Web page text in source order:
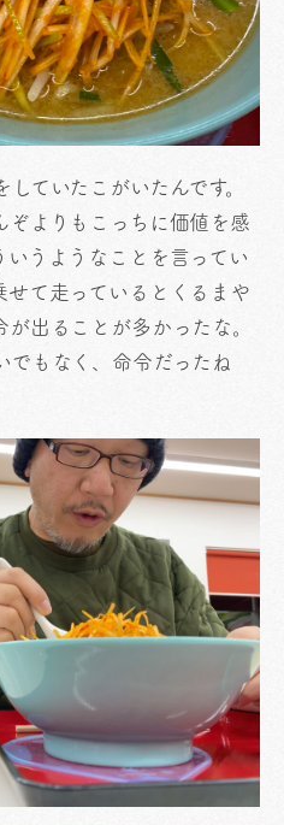
ていたこがいたんです。
ぞよりもこっちに価値を感
いうようなことを言ってい
せて走っているとくるまや
出ることが多かったな。
でもなく、命令だったね